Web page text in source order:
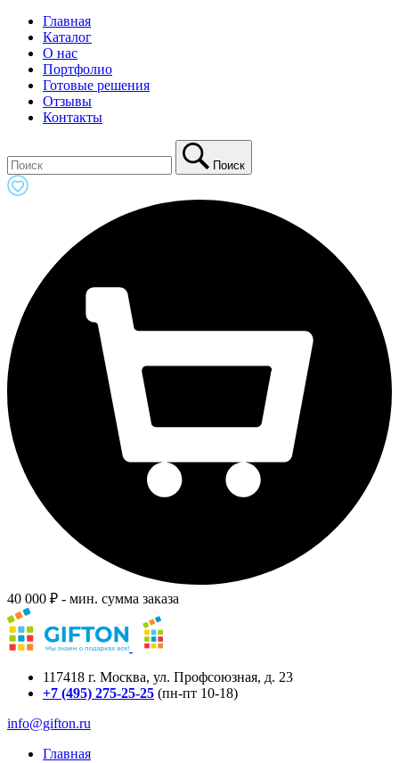
Главная
Каталог
О нас
Портфолио
Готовые решения
Отзывы
Контакты
Поиск
40 000 ₽ - мин. сумма заказа
117418 г. Москва, ул. Профсоюзная, д. 23
+7 (495) 275-25-25 (пн-пт 10-18)
info@gifton.ru
Главная